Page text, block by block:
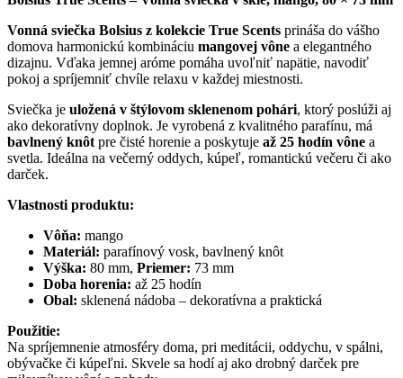
Vonná sviečka Bolsius z kolekcie True Scents prináša do vášho
domova harmonickú kombináciu mangovej vône a elegantného
dizajnu. Vďaka jemnej aróme pomáha uvoľniť napätie, navodiť
pokoj a spríjemniť chvíle relaxu v každej miestnosti.
Sviečka je uložená v štýlovom sklenenom pohári, ktorý poslúži aj
ako dekoratívny doplnok. Je vyrobená z kvalitného parafínu, má
bavlnený knôt pre čisté horenie a poskytuje až 25 hodín vône a
svetla. Ideálna na večerný oddych, kúpeľ, romantickú večeru či ako
darček.
Vlastnosti produktu:
Vôňa: mango
Materiál: parafínový vosk, bavlnený knôt
Výška: 80 mm, Priemer: 73 mm
Doba horenia: až 25 hodín
Obal: sklenená nádoba – dekoratívna a praktická
Použitie:
Na spríjemnenie atmosféry doma, pri meditácii, oddychu, v spálni,
obývačke či kúpeľni. Skvele sa hodí aj ako drobný darček pre